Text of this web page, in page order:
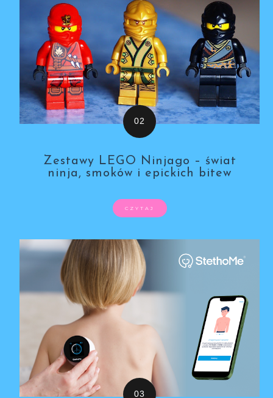
Zestawy LEGO Ninjago – świat
ninja, smoków i epickich bitew
CZYTAJ